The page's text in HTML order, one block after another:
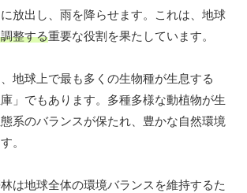
放出し、雨を降らせます。これは、地球
整する重要な役割を果たしています。
地球上で最も多くの生物種が生息する
庫」でもあります。多種多様な動植物が生
系のバランスが保たれ、豊かな自然環境
。
は地球全体の環境バランスを維持するた